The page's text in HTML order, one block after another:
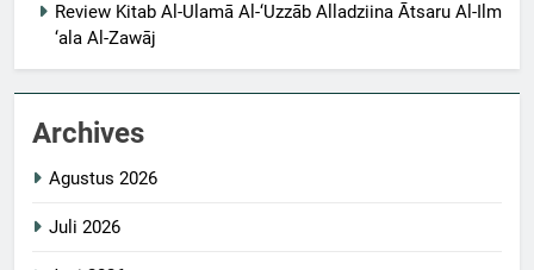
Review Kitab Al-Ulamā Al-‘Uzzāb Alladziina Ātsaru Al-Ilm
‘ala Al-Zawāj
Archives
Agustus 2026
Juli 2026